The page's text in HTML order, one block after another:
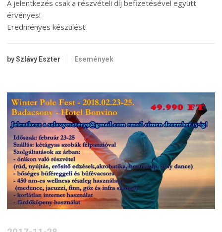
A jelentkezés csak a részvételi díj befizetésével együtt
érvényes!
Eredményes készülést!
by Szlávy Eszter Események